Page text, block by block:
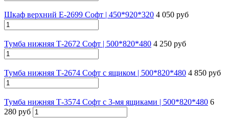
Шкаф верхний Е-2699 Софт | 450*920*320 4 050 руб
Тумба нижняя Т-2672 Софт | 500*820*480 4 250 руб
Тумба нижняя Т-2674 Софт с ящиком | 500*820*480 4 850 руб
Тумба нижняя Т-3574 Софт с 3-мя ящиками | 500*820*480 6
280 руб